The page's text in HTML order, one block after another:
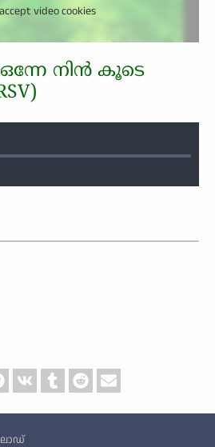
video cookies
നിന്‍ കൂടെ